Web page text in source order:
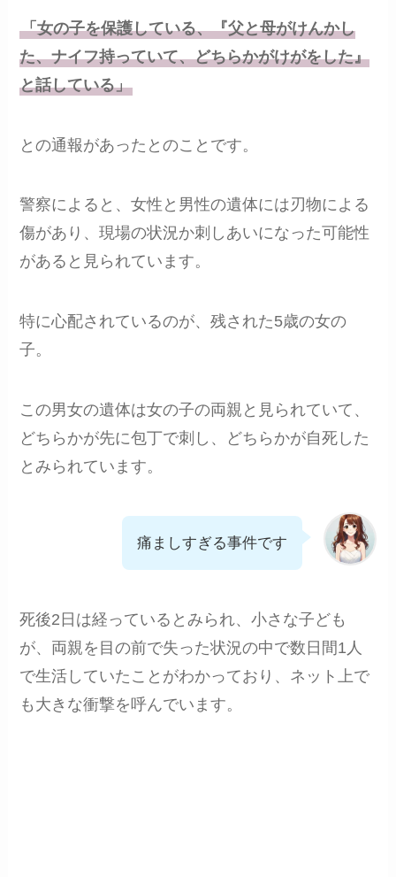
「女の子を保護している、『父と母がけんかし
た、ナイフ持っていて、どちらかがけがをした』
と話している」
との通報があったとのことです。
警察によると、女性と男性の遺体には刃物による
傷があり、現場の状況か刺しあいになった可能性
があると見られています。
特に心配されているのが、残された5歳の女の
子。
この男女の遺体は女の子の両親と見られていて、
どちらかが先に包丁で刺し、どちらかが自死した
とみられています。
痛ましすぎる事件です
死後2日は経っているとみられ、小さな子ども
が、両親を目の前で失った状況の中で数日間1人
で生活していたことがわかっており、ネット上で
も大きな衝撃を呼んでいます。